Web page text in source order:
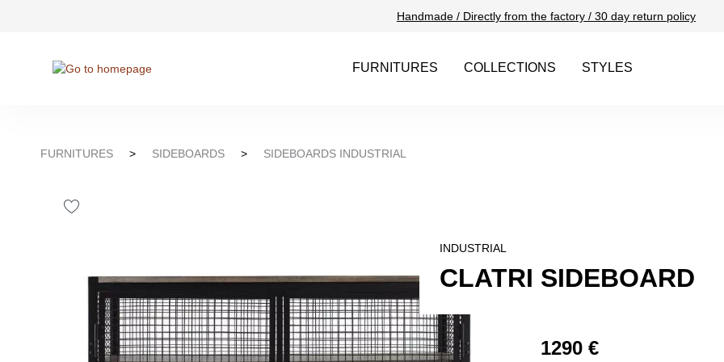
Handmade / Directly from the factory / 30 day return policy
FURNITURES COLLECTIONS STYLES
FURNITURES > SIDEBOARDS > SIDEBOARDS INDUSTRIAL
INDUSTRIAL
CLATRI SIDEBOARD
1290 €